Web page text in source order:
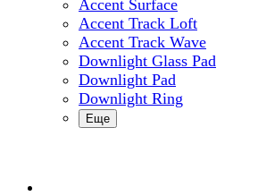
Accent Surface
Accent Track Loft
Accent Track Wave
Downlight Glass Pad
Downlight Pad
Downlight Ring
Еще